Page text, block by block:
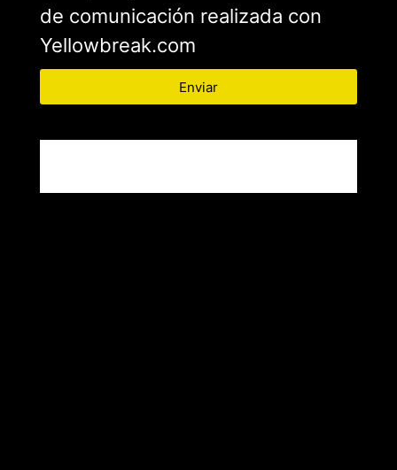
de comunicación realizada con
Yellowbreak.com
Enviar